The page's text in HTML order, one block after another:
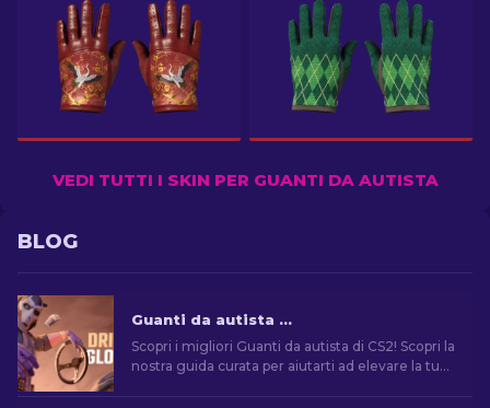
VEDI TUTTI I SKIN PER GUANTI DA AUTISTA
BLOG
Guanti da autista su CS2: Le skin migliori
Scopri i migliori Guanti da autista di CS2! Scopri la
nostra guida curata per aiutarti ad elevare la tua